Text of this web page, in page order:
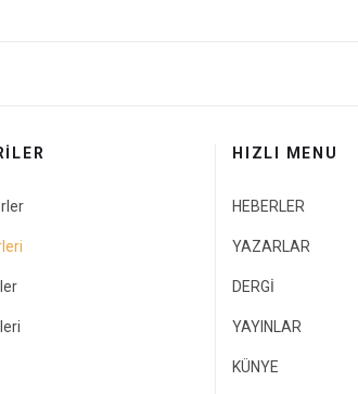
HIZLI MENU
HEBERLER
YAZARLAR
DERGİ
YAYINLAR
KÜNYE